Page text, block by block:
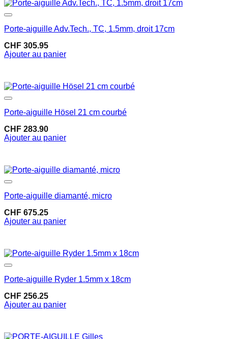
Porte-aiguille Adv.Tech., TC, 1.5mm, droit 17cm
CHF 305.95
Ajouter au panier
Porte-aiguille Hösel 21 cm courbé
CHF 283.90
Ajouter au panier
Porte-aiguille diamanté, micro
CHF 675.25
Ajouter au panier
Porte-aiguille Ryder 1.5mm x 18cm
CHF 256.25
Ajouter au panier